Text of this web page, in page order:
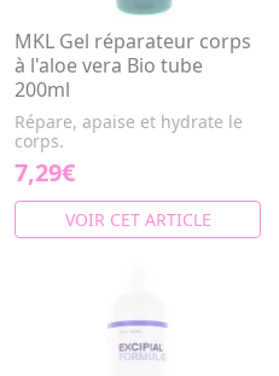
MKL Gel réparateur corps
à l'aloe vera Bio tube
200ml
Répare, apaise et hydrate le
corps.
7,29€
VOIR CET ARTICLE